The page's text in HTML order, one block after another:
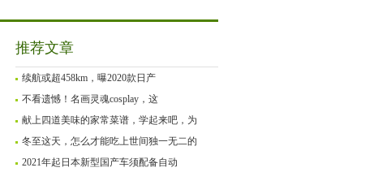
推荐文章
续航或超458km，曝2020款日产
不看遗憾！名画灵魂cosplay，这
献上四道美味的家常菜谱，学起来吧，为
冬至这天，怎么才能吃上世间独一无二的
2021年起日本新型国产车须配备自动